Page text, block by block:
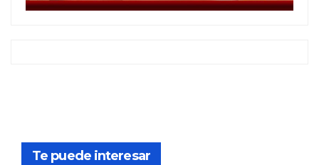
Te puede interesar